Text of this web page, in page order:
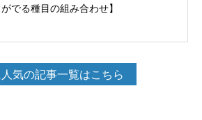
がでる種目の組み合わせ】
気の記事一覧はこちら